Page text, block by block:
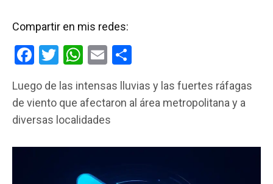
Compartir en mis redes:
F
ce
b
o
T
tt
er
W
at
s
p
p
E
ail m
p
tir
Luego de las intensas lluvias y las fuertes ráfagas
de viento que afectaron al área metropolitana y a
diversas localidades